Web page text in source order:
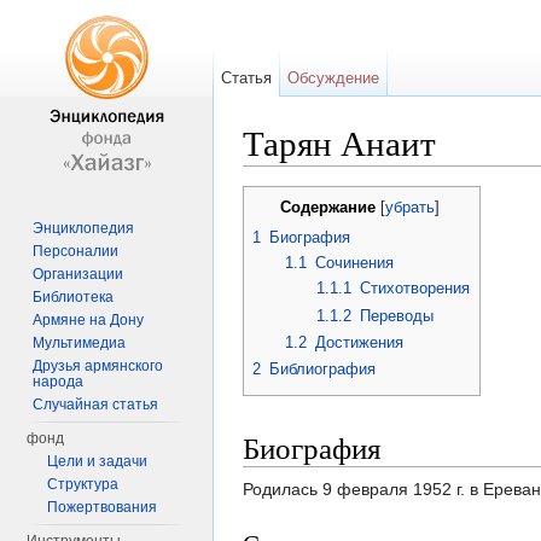
Тарян Анаит
Содержание[ убрать]
1 Биография
1.1 Сочинения
1.1.1 Стихотворения
1.1.2 Переводы
1.2 Достижения
2 Библиография
Биография
Родилась 9 февраля 1952 г. в
Статья Обсуждение
Энциклопедия
Персоналии
Организации
Библиотека
Армяне на Дону
Мультимедиа
Друзья армянского
народа
Случайная статья
фонд
Цели и задачи
Структура
Пожертвования